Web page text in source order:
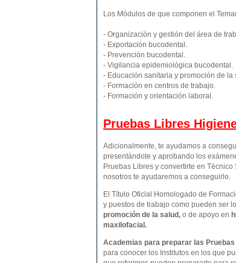
Los Módulos de que componen el
- Organización y gestión del área de
- Exportación bucodental.
- Prevención bucodental.
- Vigilancia epidemiológica bucodental.
- Educación sanitaria y promoción de la
- Formación en centros de trabajo.
- Formación y orientación laboral.
Pruebas Libres
Adicionalmente, te ayudamos a
presentándote y aprobando los
Pruebas Libres y convertirte en
nosotros te ayudaremos a conseguirlo.
El Título Oficial Homologado de
y puestos de trabajo como pueden ser
promoción de la salud, o de apoyo en
maxilofacial.
Academias para preparar las
para conocer los Institutos en los que